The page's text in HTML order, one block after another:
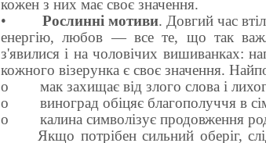
кожен з них має своє значення.
•
Рослинні мотиви. Довгий час
енергію, любов — все те, що так
з'явилися і на чоловічих вишиванках:
кожного візерунка є своє значення.
o
мак захищає від злого слова і
o
виноград обіцяє благополуччя в
o
калина символізує продовження
Якщо потрібен сильний оберіг,
«Вільні